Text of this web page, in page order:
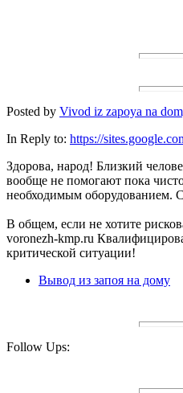
Posted by Vivod iz zapoya na
In Reply to: https://
Здорова, народ! Близкий
вообще не помогают пока
необходимым оборудованием.
В общем, если не хотите
voronezh-kmp.ru
критической ситуации!
Вывод из запоя на дому
Follow Ups: